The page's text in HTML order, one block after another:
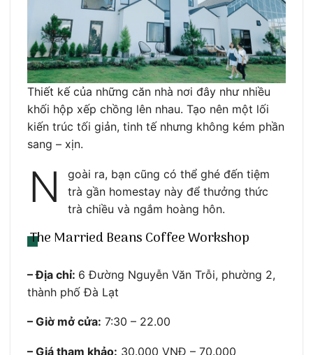
Thiết kế của những căn nhà nơi đây như nhiều
khối hộp xếp chồng lên nhau. Tạo nên một lối
kiến trúc tối giản, tinh tế nhưng không kém phần
sang – xịn.
N
goài ra, bạn cũng có thể ghé đến tiệm
trà gần homestay này để thưởng thức
trà chiều và ngắm hoàng hôn.
The Married Beans Coffee Workshop
– Địa chỉ: 6 Đường Nguyễn Văn Trỗi, phường 2,
thành phố Đà Lạt
– Giờ mở cửa: 7:30 – 22.00
– Giá tham khảo: 30.000 VNĐ – 70.000